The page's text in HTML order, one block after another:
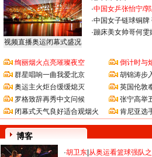
视频直播奥运闭幕式盛况
·中国女乒张怡宁/
·中国女子链球铜牌
·蹦床美女帅哥何雯
绚丽烟火点亮璀璨夜空
群星唱响一曲我爱北京
奥运主火炬台缓缓熄灭
罗格致辞再秀中文问候
闭幕式天气良好适合观烟火
倒计时与
胡锦涛步
英国伦敦
张宁高举
肯尼亚选
博客
·胡卫东 从奥运看篮球强队